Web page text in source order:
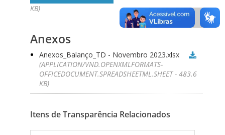
KB)
Anexos
Anexos_Balanço_TD - Novembro 2023.xlsx
(APPLICATION/VND.OPENXMLFORMATS-
OFFICEDOCUMENT.SPREADSHEETML.SHEET - 483.6
KB)
Itens de Transparência Relacionados